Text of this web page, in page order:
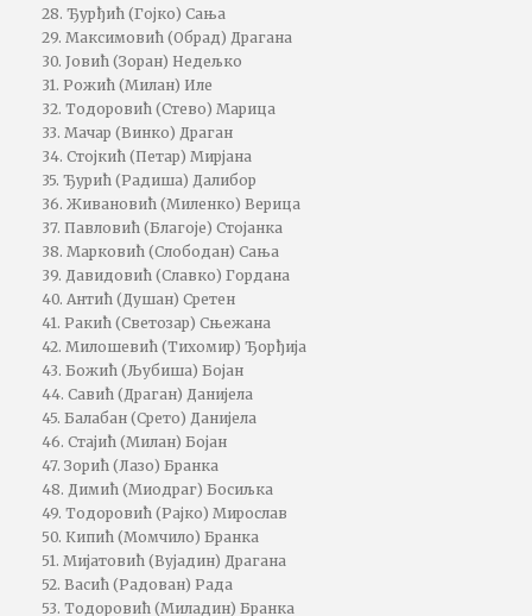
28. Ђурђић (Гојко) Сања
29. Максимовић (Обрад) Драгана
30. Јовић (Зоран) Недељко
31. Рожић (Милан) Иле
32. Тодоровић (Стево) Марица
33. Мачар (Винко) Драган
34. Стојкић (Петар) Мирјана
35. Ђурић (Радиша) Далибор
36. Живановић (Миленко) Верица
37. Павловић (Благоје) Стојанка
38. Марковић (Слободан) Сања
39. Давидовић (Славко) Гордана
40. Антић (Душан) Сретен
41. Ракић (Светозар) Сњежана
42. Милошевић (Тихомир) Ђорђија
43. Божић (Љубиша) Бојан
44. Савић (Драган) Данијела
45. Балабан (Срето) Данијела
46. Стајић (Милан) Бојан
47. Зорић (Лазо) Бранка
48. Димић (Миодраг) Босиљка
49. Тодоровић (Рајко) Мирослав
50. Кипић (Момчило) Бранка
51. Мијатовић (Вујадин) Драгана
52. Васић (Радован) Рада
53. Тодоровић (Миладин) Бранка